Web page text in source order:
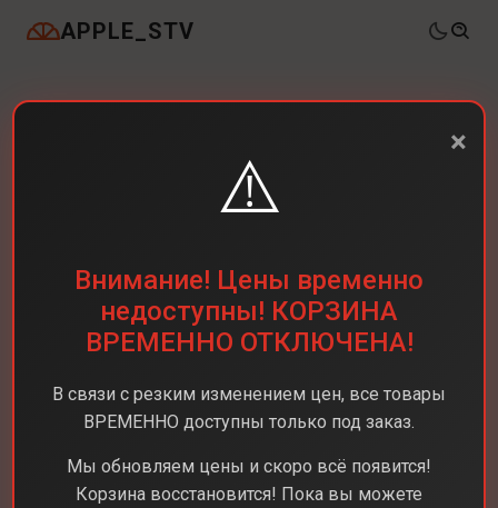
APPLE_STV
×
⚠️
Внимание! Цены временно
недоступны! КОРЗИНА
ВРЕМЕННО ОТКЛЮЧЕНА!
В связи с резким изменением цен, все товары
ВРЕМЕННО доступны только под заказ.
Мы обновляем цены и скоро всё появится!
Корзина восстановится! Пока вы можете